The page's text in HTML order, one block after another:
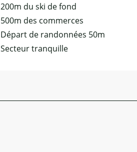
200m du ski de fond
500m des commerces
Départ de randonnées 50m
Secteur tranquille